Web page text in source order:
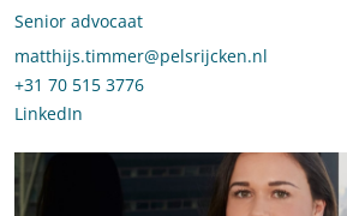
Senior advocaat
Stuur een e-mail naar Matthijs Timmer
matthijs.timmer@pelsrijcken.nl
Bel naar Matthijs Timmer
+31 70 515 3776
LinkedIn